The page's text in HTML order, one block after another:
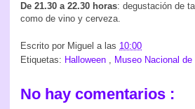
De 21.30 a 22.30 horas: degustación de
como de vino y cerveza.
Escrito por Miguel a las 10:00
Etiquetas: Halloween Museo Nacional
No hay comentarios :